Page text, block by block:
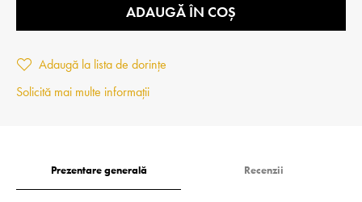
ADAUGĂ ÎN COȘ
Adaugă la lista de dorințe
Solicită mai multe informații
Prezentare generală Recenzii